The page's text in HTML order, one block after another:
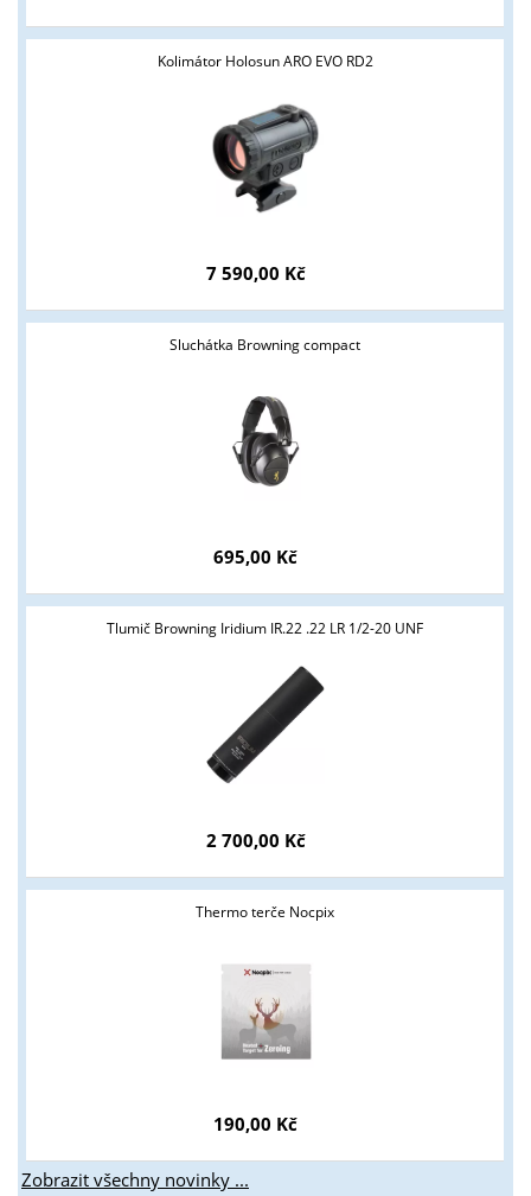
Kolimátor Holosun ARO EVO RD2
7 590,00 Kč
Sluchátka Browning compact
695,00 Kč
Tlumič Browning Iridium IR.22 .22 LR 1/2-20 UNF
2 700,00 Kč
Thermo terče Nocpix
190,00 Kč
Zobrazit všechny novinky ...
Tyto stránky jsou určeny pouze odborné veřejnosti od 18 let a
podnikatelům v oblasti zbraně a střelivo. Splňujete tyto
podmínky?